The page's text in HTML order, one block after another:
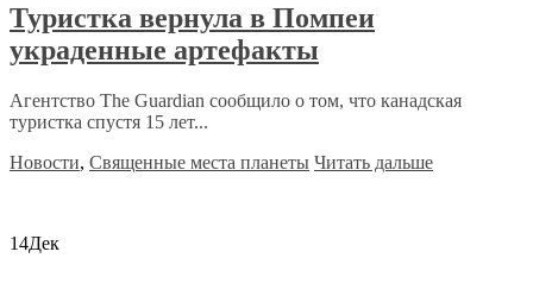
Туристка вернула в Помпеи
украденные артефакты
Агентство The Guardian сообщило о том, что канадская
туристка спустя 15 лет...
Новости, Священные места планеты Читать дальше
14Дек